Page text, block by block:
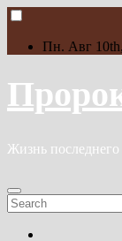
Skip
contentПн. Авг